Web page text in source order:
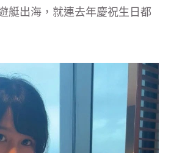
艇出海，就連去年慶祝生日都